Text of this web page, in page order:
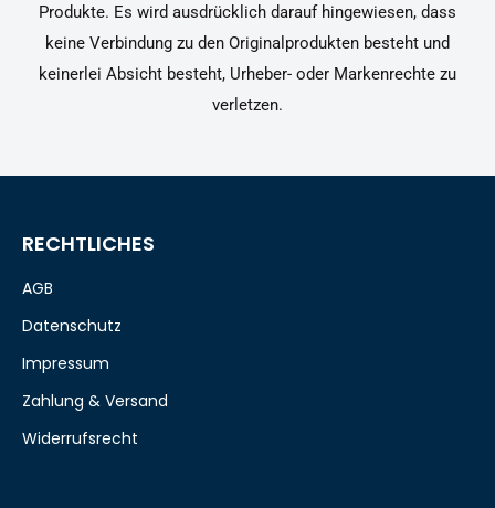
Produkte. Es wird ausdrücklich darauf hingewiesen, dass
keine Verbindung zu den Originalprodukten besteht und
keinerlei Absicht besteht, Urheber- oder Markenrechte zu
verletzen.
RECHTLICHES
AGB
Datenschutz
Impressum
Zahlung & Versand
Widerrufsrecht